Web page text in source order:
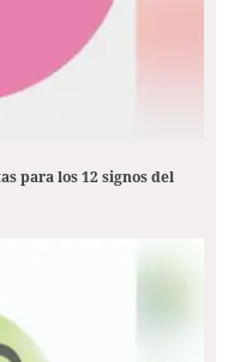
para los 12 signos del